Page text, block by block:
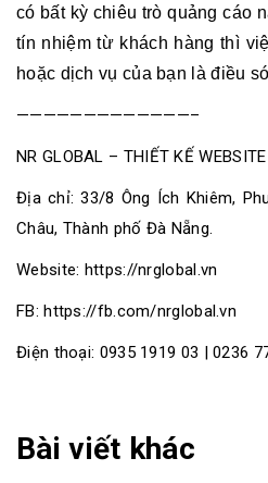
có bất kỳ chiêu trò quảng cáo
tín nhiệm từ khách hàng thì
hoặc dịch vụ của bạn là điều
—————————————–
NR GLOBAL – THIẾT KẾ
Địa chỉ: 33/8 Ông Ích Khiêm,
Châu, Thành phố Đà Nẵng.
Website: https://nrglobal.vn
FB: https://fb.com/nrglobal.vn
Điện thoại: 0935 1919 03 | 0236
Bài viết khác